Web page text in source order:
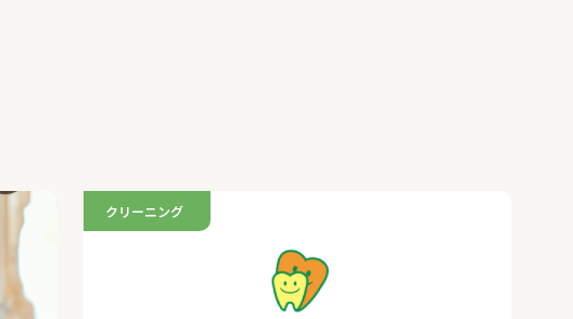
クリーニング